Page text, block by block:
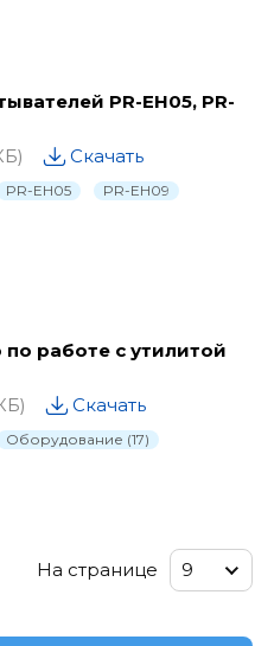
PR-EH05, PR-
Скачать
PR-EH05 PR-EH09
по работе с утилитой
Скачать
Оборудование (17)
На странице
9